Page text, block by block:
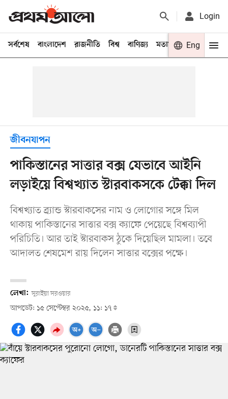
Login
সর্বশেষ বাংলাদেশ রাজনীতি বিশ্ব বাণিজ্য মতামত খেলা
Eng
জীবনযাপন
পাকিস্তানের সাত্তার বক্স যেভাবে আইনি
লড়াইয়ে বিশ্বখ্যাত স্টারবাকসকে টেক্কা দিল
বিশ্বখ্যাত ব্র্যান্ড স্টারবাকসের নাম ও লোগোর সঙ্গে মিল
থাকায় পাকিস্তানের সাত্তার বক্স ক্যাফে পেয়েছে বিশ্বব্যাপী
পরিচিতি। আর তাই স্টারবাকস ঠুকে দিয়েছিল মামলা। তবে
আদালত শেষমেশ রায় দিলেন সাত্তার বক্সের পক্ষে।
লেখা: সুরাইয়া সরওয়ার
আপডেট: ১৫ সেপ্টেম্বর ২০২৫, ১১: ১৭